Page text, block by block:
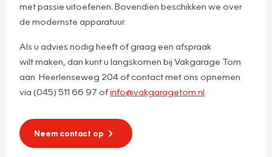
met passie uitoefenen. Bovendien beschikken we over
de modernste apparatuur.
Als u advies nodig heeft of graag een afspraak
wilt maken, dan kunt u langskomen bij Vakgarage Tom
aan Heerlenseweg 204 of contact met ons opnemen
via (045) 511 66 97 ofinfo@vakgaragetom.nl
Neem contact op